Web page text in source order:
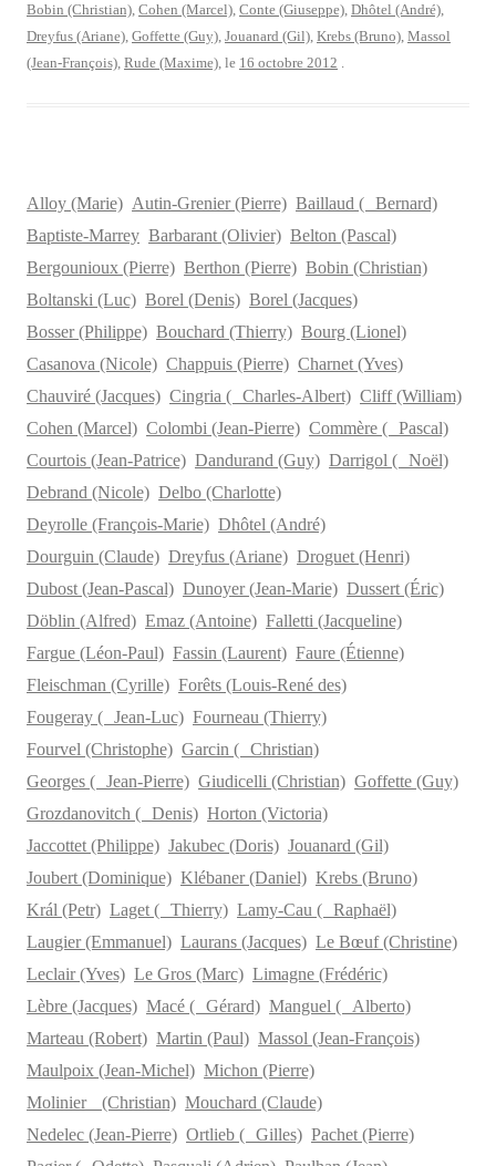
Bobin (Christian), Cohen (Marcel), Conte (Giuseppe), Dhôtel (André),
Dreyfus (Ariane), Goffette (Guy), Jouanard (Gil), Krebs (Bruno), Massol
(Jean-François), Rude (Maxime), le 16 octobre 2012 .
Alloy (Marie) Autin-Grenier (Pierre) Baillaud ( Bernard)
Baptiste-Marrey Barbarant (Olivier) Belton (Pascal)
Bergounioux (Pierre) Berthon (Pierre) Bobin (Christian)
Boltanski (Luc) Borel (Denis) Borel (Jacques)
Bosser (Philippe) Bouchard (Thierry) Bourg (Lionel)
Casanova (Nicole) Chappuis (Pierre) Charnet (Yves)
Chauviré (Jacques) Cingria ( Charles-Albert) Cliff (William)
Cohen (Marcel) Colombi (Jean-Pierre) Commère ( Pascal)
Courtois (Jean-Patrice) Dandurand (Guy) Darrigol ( Noël)
Debrand (Nicole) Delbo (Charlotte)
Deyrolle (François-Marie) Dhôtel (André)
Dourguin (Claude) Dreyfus (Ariane) Droguet (Henri)
Dubost (Jean-Pascal) Dunoyer (Jean-Marie) Dussert (Éric)
Döblin (Alfred) Emaz (Antoine) Falletti (Jacqueline)
Fargue (Léon-Paul) Fassin (Laurent) Faure (Étienne)
Fleischman (Cyrille) Forêts (Louis-René des)
Fougeray ( Jean-Luc) Fourneau (Thierry)
Fourvel (Christophe) Garcin ( Christian)
Georges ( Jean-Pierre) Giudicelli (Christian) Goffette (Guy)
Grozdanovitch ( Denis) Horton (Victoria)
Jaccottet (Philippe) Jakubec (Doris) Jouanard (Gil)
Joubert (Dominique) Klébaner (Daniel) Krebs (Bruno)
Král (Petr) Laget ( Thierry) Lamy-Cau ( Raphaël)
Laugier (Emmanuel) Laurans (Jacques) Le Bœuf (Christine)
Leclair (Yves) Le Gros (Marc) Limagne (Frédéric)
Lèbre (Jacques) Macé ( Gérard) Manguel ( Alberto)
Marteau (Robert) Martin (Paul) Massol (Jean-François)
Maulpoix (Jean-Michel) Michon (Pierre)
Molinier (Christian) Mouchard (Claude)
Nedelec (Jean-Pierre) Ortlieb ( Gilles) Pachet (Pierre)